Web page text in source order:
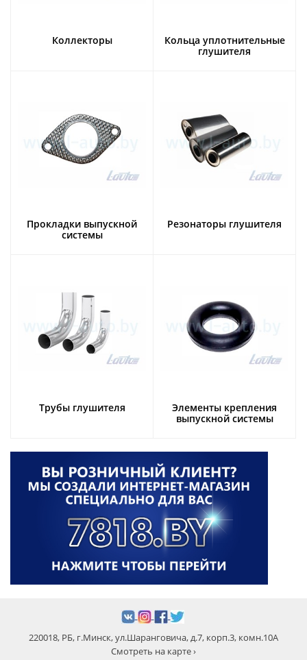
Коллекторы
Кольца уплотнительные
глушителя
Прокладки выпускной
системы
Резонаторы глушителя
Трубы глушителя
Элементы крепления
выпускной системы
220018, РБ, г.Минск, ул.Шаранговича, д.7, корп.3, комн.10А
Смотреть на карте ›